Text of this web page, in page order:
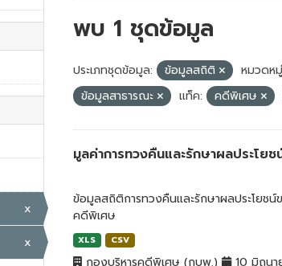
x
x
พบ 1 ชุดข้อมูล
ประเภทชุดข้อมูล: ข้อมูลสถิติ
หมวดห
ข้อมูลสาธารณะ
แท็ค: คดีพิเศษ
มูลค่าการทวงคืนและรักษาผลประโย
ข้อมูลสถิติการทวงคืนและรักษาผลประโยชน์
คดีพิเศษ
XLS CSV
กองบริหารคดีพิเศษ (กบพ.) 10 มิถุนา